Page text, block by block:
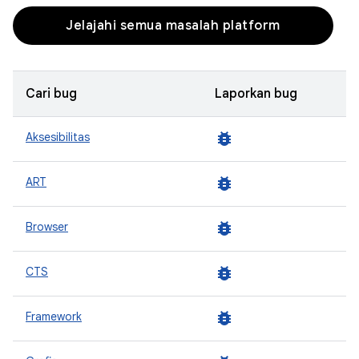
Jelajahi semua masalah platform
Cari bug Laporkan bug
Aksesibilitas bug_report
ART bug_report
Browser bug_report
CTS bug_report
Framework bug_report